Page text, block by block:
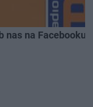
nas na Facebooku!